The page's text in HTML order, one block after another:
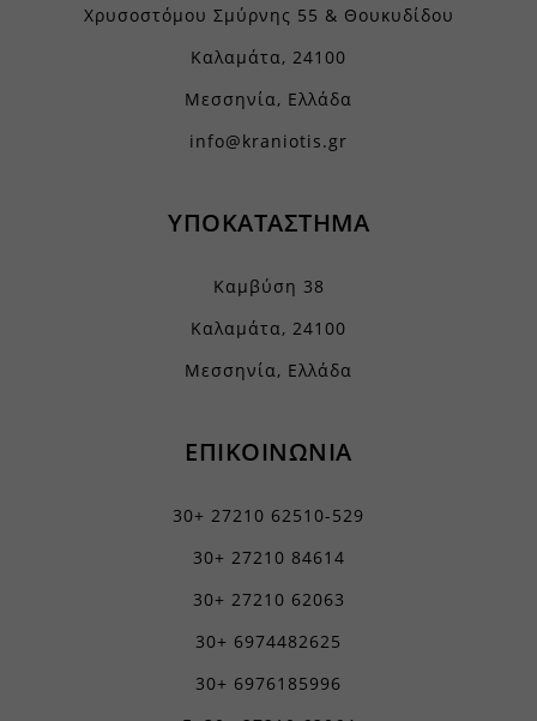
Χρυσοστόμου Σμύρνης 55 & Θουκυδίδου
Καλαμάτα, 24100
Μεσσηνία, Ελλάδα
info@kraniotis.gr
ΥΠΟΚΑΤΑΣΤΗΜΑ
Καμβύση 38
Καλαμάτα, 24100
Μεσσηνία, Ελλάδα
ΕΠΙΚΟΙΝΩΝΙΑ
30+ 27210 62510-529
30+ 27210 84614
30+ 27210 62063
30+ 6974482625
30+ 6976185996
www.kefaloniapress.gr